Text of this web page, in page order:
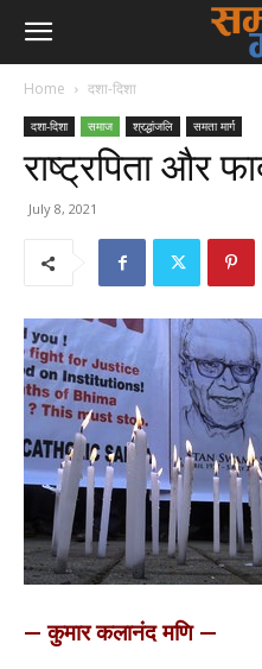
Home दशा-दिशा
दशा-दिशा समाज श्रद्धांजलि समता मार्ग
राष्ट्रपिता और
July 8, 2021
— कुमार कलानंद मणि —